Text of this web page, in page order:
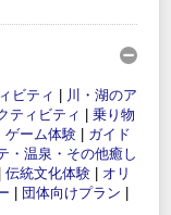
ビティ
川・湖のア
ティビティ
乗り物
ゲーム体験
ガイド
・温泉・その他癒し
伝統文化体験
オリ
団体向けプラン